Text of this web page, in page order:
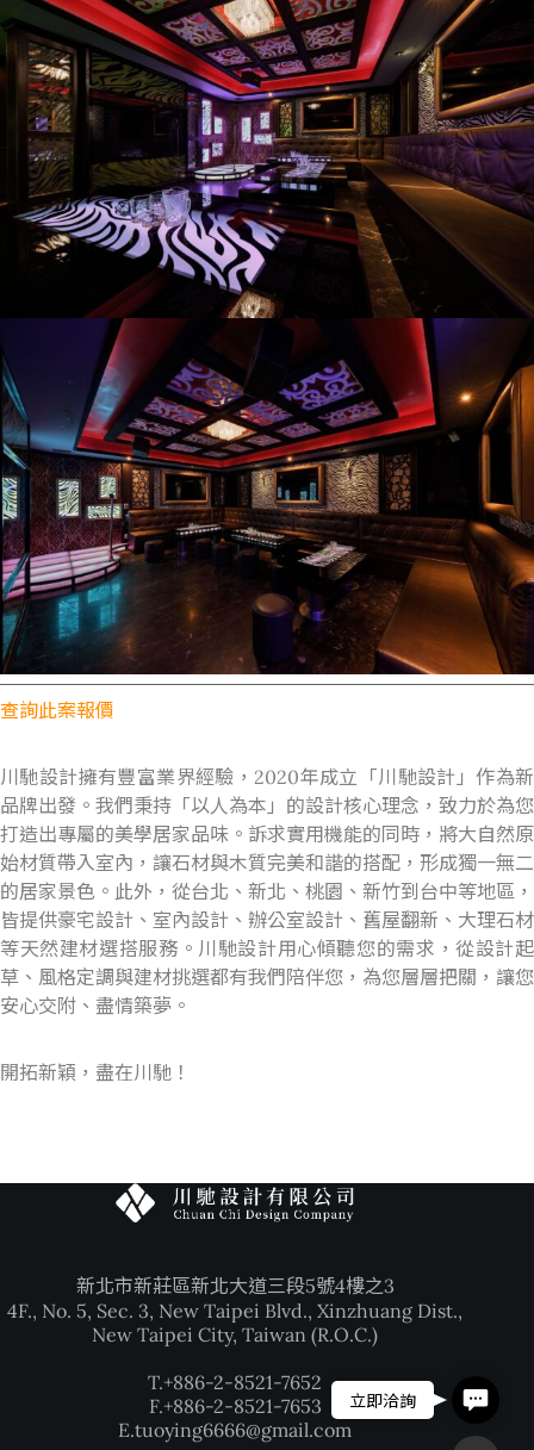
查詢此案報價
川馳設計擁有豐富業界經驗， 2020年成立「川馳設計」作為新
品牌出發。我們秉持「以人為本」的設計核心理念，致力於為您
打造出專屬的美學居家品味。訴求實用機能的同時，將大自然原
始材質帶入室內，讓石材與木質完美和諧的搭配，形成獨一無二
的居家景色。此外，從台北、新北、桃園、新竹到台中等地區，
皆提供豪宅設計、室內設計、辦公室設計、舊屋翻新、大理石材
等天然建材選搭服務。川馳設計用心傾聽您的需求，從設計起
草、風格定調與建材挑選都有我們陪伴您，為您層層把關，讓您
安心交附、盡情築夢。
開拓新穎，盡在川馳！
新北市新莊區新北大道三段5號4樓之3
4F., No. 5, Sec. 3, New Taipei Blvd., Xinzhuang Dist.,
New Taipei City, Taiwan (R.O.C.)
T.+886-2-8521-7652
F.+886-2-8521-7653
E.tuoying6666@gmail.com
立即洽詢